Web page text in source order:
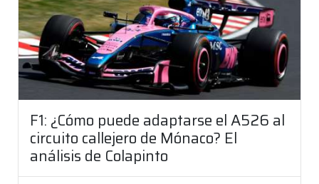
F1: ¿Cómo puede adaptarse el A526 al
circuito callejero de Mónaco? El
análisis de Colapinto